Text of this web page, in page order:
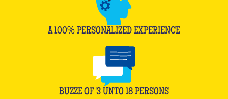
A 100% PERSONALIZED EXPERIENCE
BUZZE OF 3 UNTO 18 PERSONS